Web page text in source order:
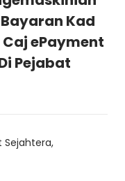
Kad
ePayment
Pejabat
Sejahtera,